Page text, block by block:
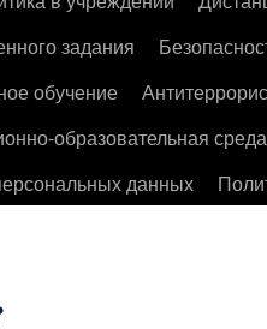
задания
обучение
образовательная среда
данных